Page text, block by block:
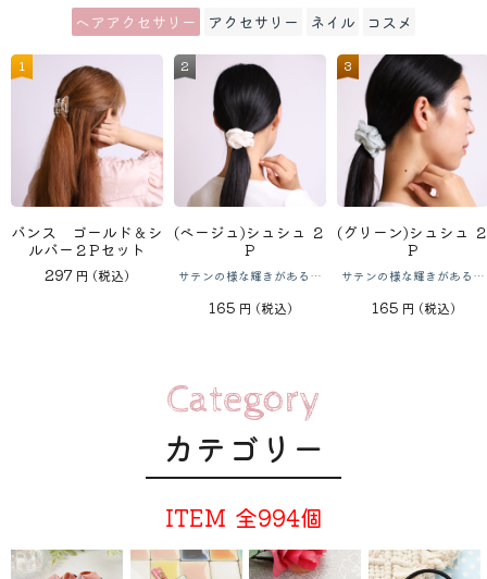
ヘアアクセサリー アクセサリー ネイル コスメ
バンス ゴールド＆シ
ルバー２Pセット
297 円 (税込)
(ベージュ)シュシュ ２
P
サテンの様な輝きがあるシ
165 円 (税込)
(グリーン)シュシュ
P
サテンの様な輝きがあるシ
165 円 (税込)
イヤーカフ ゴールド
トリプル
イヤーカフはアシンメトリ
イヤーカフ シルバー
トリプル
イヤーカフはアシンメトリ
275円(税込)
(ピンク)ストー
千鳥格子柄
フォーマルからカジ
ンです
308 円(税
リキッドシャープライ
ナー （ブラック）
手ブレ防いで目力アップ！
ボリュームマスカラ
ブラック
まつ毛を太く盛る！
198円(税込)
３Ｄメイクアッ
Ｓ しずく（ブ
化粧のりがグッとよ
188円(税込
Category
カテゴリー
ITEM 全994個